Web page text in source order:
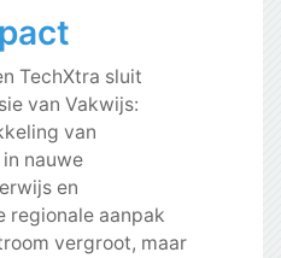
TechXtra sluit
van Vakwijs:
van
nauwe
en
regionale aanpak
vergroot, maar